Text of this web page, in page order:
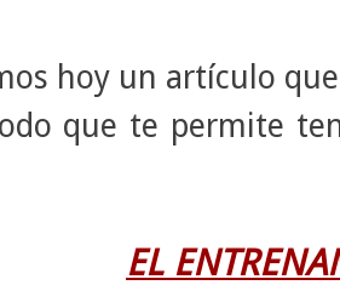
hoy un artículo
que te permite
EL